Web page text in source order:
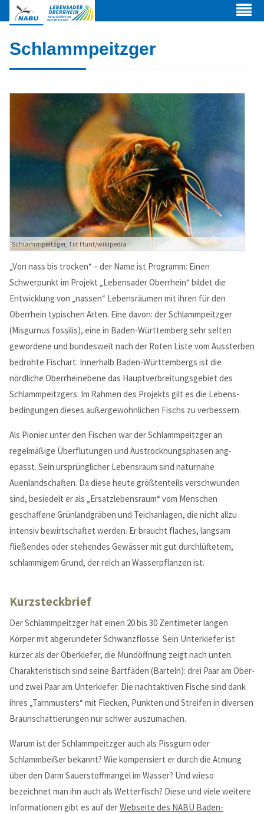
Schlammpeitzger
Schlammpeitzger, Tiit Hunt/wikipedia
„Von nass bis trocken“ – der Name ist Programm: Einen
Schwerpunkt im Projekt „Lebensader Oberrhein“ bil­det die
Entwicklung von „nassen“ Lebensräumen mit ihren für den
Oberrhein typischen Arten. Eine davon: der Schlammpeitzger
(Misgurnus fossilis), eine in Baden-Württemberg sehr selten
gewordene und bundesweit nach der Roten Liste vom Aussterben
bedrohte Fischart. Innerhalb Baden-Württembergs ist die
nördliche Oberrheinebene das Haupt­ver­breitungs­gebiet des
Schlamm­peitzgers. Im Rahmen des Projekts gilt es die Lebens­
bedingungen dieses außer­gewöhn­lichen Fischs zu verbessern.
Als Pionier unter den Fischen war der Schlammpeitzger an
regelmäßige Überflutungen und Austrocknungsphasen an­g­
epasst. Sein ursprünglicher Lebensraum sind naturnahe
Auenlandschaften. Da diese heute größtenteils ver­schwun­den
sind, besiedelt er als „Ersatzlebensraum“ vom Menschen
geschaffene Grünlandgräben und Teichanlagen, die nicht allzu
intensiv bewirtschaftet werden. Er braucht flaches, langsam
fließendes oder stehendes Gewässer mit gut durch­lüf­te­tem,
schlammigem Grund, der reich an Wasserpflanzen ist.
Kurzsteckbrief
Der Schlammpeitzger hat einen 20 bis 30 Zentimeter langen
Körper mit abgerundeter Schwanzflosse. Sein Unterkiefer ist
kürzer als der Oberkiefer, die Mundöffnung zeigt nach unten.
Charakteristisch sind seine Bartfäden (Barteln): drei Paar am Ober-
und zwei Paar am Unterkiefer. Die nachtaktiven Fische sind dank
ihres „Tarnmusters“ mit Flecken, Punkten und Streifen in diversen
Braunschattierungen nur schwer auszumachen.
Warum ist der Schlammpeitzger auch als Pissgurn oder
Schlammbeißer bekannt? Wie kompensiert er durch die Atmung
über den Darm Sauerstoffmangel im Wasser? Und wieso
bezeichnet man ihn auch als Wetterfisch? Diese und viele weitere
Informationen gibt es auf derWebseite des NABU Baden-
Web Projects
Lorem ipsum dolor sit amet, consectetuer adipiscing elit.
Aenean commodo ligula eget dolor.
MEHR INFOS
Good Service
Lorem ipsum dolor sit amet, consectetuer adipiscing elit.
Aenean commodo ligula eget dolor.
MEHR INFOS
Modern & Simple
Lorem ipsum dolor sit amet, consectetuer adipiscing elit.
Aenean commodo ligula eget dolor.
MEHR INFOS